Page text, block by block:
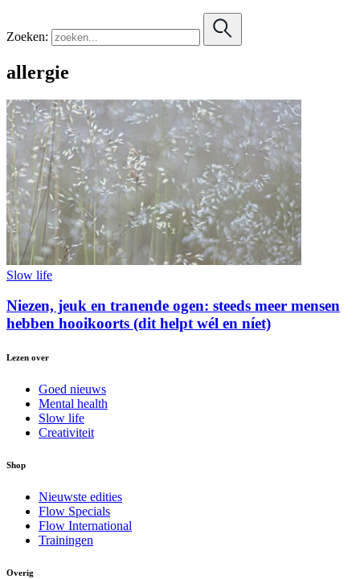
Zoeken:
allergie
Slow life
Niezen, jeuk en tranende ogen: steeds meer mensen
hebben hooikoorts (dit helpt wél en níet)
Lezen over
Goed nieuws
Mental health
Slow life
Creativiteit
Shop
Nieuwste edities
Flow Specials
Flow International
Trainingen
Overig